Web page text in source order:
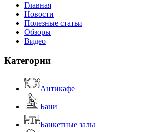
Главная
Новости
Полезные статьи
Обзоры
Видео
Категории
Антикафе
Бани
Банкетные залы